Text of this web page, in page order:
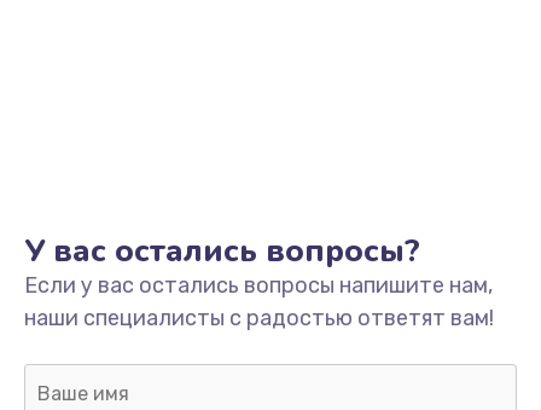
У вас остались вопросы?
Если у вас остались вопросы напишите нам,
наши специалисты с радостью ответят вам!